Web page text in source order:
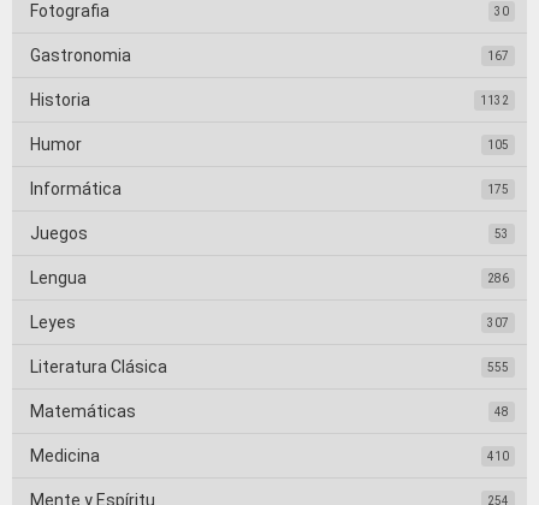
Fotografia 30
Gastronomia 167
Historia 1132
Humor 105
Informática 175
Juegos 53
Lengua 286
Leyes 307
Literatura Clásica 555
Matemáticas 48
Medicina 410
Mente y Espíritu 254